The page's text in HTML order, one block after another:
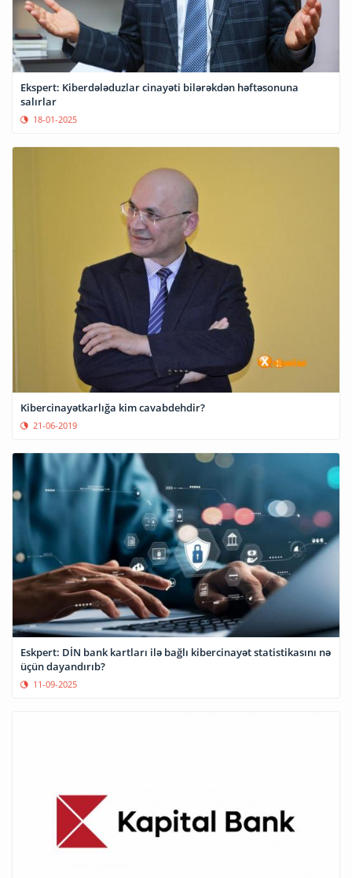
Ekspert: Kiberdələduzlar cinayəti bilərəkdən həftəsonuna
salırlar
18-01-2025
Kibercinayətkarlığa kim cavabdehdir?
21-06-2019
Eskpert: DİN bank kartları ilə bağlı kibercinayət statistikasını nə
üçün dayandırıb?
11-09-2025